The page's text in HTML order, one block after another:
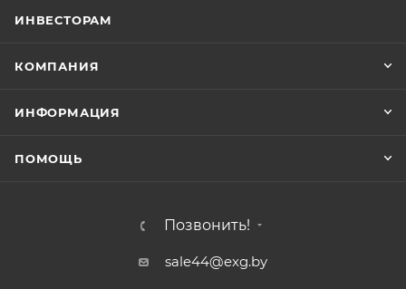
ИНВЕСТОРАМ
КОМПАНИЯ
ИНФОРМАЦИЯ
ПОМОЩЬ
Позвонить!
sale44@exg.by